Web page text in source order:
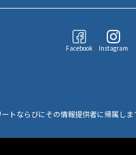
Facebook Instagram
トならびにその情報提供者に帰属しま